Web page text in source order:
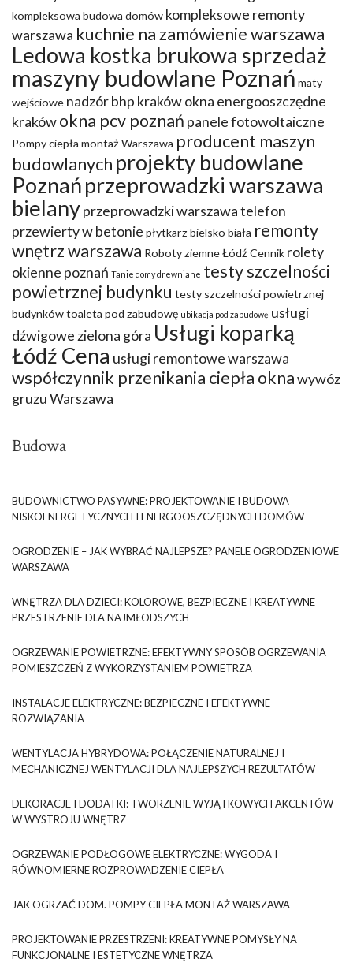
kompleksowa budowa domów kompleksowe remonty
warszawa kuchnie na zamówienie warszawa
Ledowa kostka brukowa sprzedaż
maszyny budowlane Poznań maty
wejściowe nadzór bhp krakówokna energooszczędne
krakówokna pcv poznań panele fotowoltaiczne
Pompy ciepła montaż Warszawa producent maszyn
budowlanych projekty budowlane
Poznańprzeprowadzki warszawa
bielanyprzeprowadzki warszawa telefon
przewierty w betonie płytkarz bielsko biała remonty
wnętrz warszawa Roboty ziemne Łódź Cennik rolety
okienne poznań Tanie domy drewniane testy szczelności
powietrznej budynku testy szczelności powietrznej
budynkówtoaleta pod zabudowę ubikacja pod zabudowę usługi
dźwigowe zielona góra Usługi koparką
Łódź Cena usługi remontowe warszawa
współczynnik przenikania ciepła oknawywóz
gruzu Warszawa
Budowa
BUDOWNICTWO PASYWNE: PROJEKTOWANIE I BUDOWA
NISKOENERGETYCZNYCH I ENERGOOSZCZĘDNYCH DOMÓW
OGRODZENIE – JAK WYBRAĆ NAJLEPSZE? PANELE OGRODZENIOWE
WARSZAWA
WNĘTRZA DLA DZIECI: KOLOROWE, BEZPIECZNE I KREATYWNE
PRZESTRZENIE DLA NAJMŁODSZYCH
OGRZEWANIE POWIETRZNE: EFEKTYWNY SPOSÓB OGRZEWANIA
POMIESZCZEŃ Z WYKORZYSTANIEM POWIETRZA
INSTALACJE ELEKTRYCZNE: BEZPIECZNE I EFEKTYWNE
ROZWIĄZANIA
WENTYLACJA HYBRYDOWA: POŁĄCZENIE NATURALNEJ I
MECHANICZNEJ WENTYLACJI DLA NAJLEPSZYCH REZULTATÓW
DEKORACJE I DODATKI: TWORZENIE WYJĄTKOWYCH AKCENTÓW
W WYSTROJU WNĘTRZ
OGRZEWANIE PODŁOGOWE ELEKTRYCZNE: WYGODA I
RÓWNOMIERNE ROZPROWADZENIE CIEPŁA
JAK OGRZAĆ DOM. POMPY CIEPŁA MONTAŻ WARSZAWA
PROJEKTOWANIE PRZESTRZENI: KREATYWNE POMYSŁY NA
FUNKCJONALNE I ESTETYCZNE WNĘTRZA